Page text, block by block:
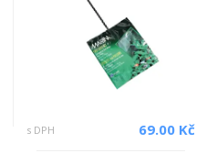
s DPH 69.00 Kč